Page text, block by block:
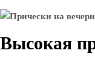
Высокая